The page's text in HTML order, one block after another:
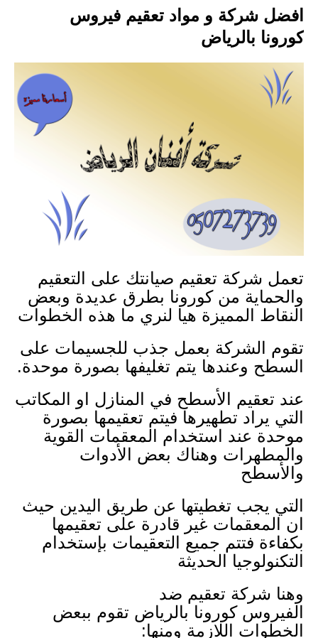
افضل شركة و مواد تعقيم فيروس
كورونا بالرياض
تعمل شركة تعقيم صيانتك على التعقيم
والحماية من كورونا بطرق عديدة وبعض
النقاط المميزة هيا لنري ما هذه الخطوات
تقوم الشركة بعمل جذب للجسيمات على
السطح وعندها يتم تغليفها بصورة موحدة.
عند تعقيم الأسطح في المنازل او المكاتب
التي يراد تطهيرها فيتم تعقيمها بصورة
موحدة عند استخدام المعقمات القوية
والمطهرات وهناك بعض الأدوات
والأسطح
التي يجب تغطيتها عن طريق اليدين حيث
ان المعقمات غير قادرة على تعقيمها
بكفاءة فتتم جميع التعقيمات بإستخدام
التكنولوجيا الحديثة
وهنا شركة تعقيم ضد
الفيروس كورونا بالرياض تقوم ببعض
الخطوات اللازمة ومنها: